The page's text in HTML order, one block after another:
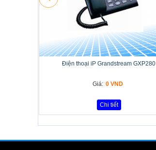
Điện thoại iP Grandstream GXP280
Giá: 0 VND
Chi tiết